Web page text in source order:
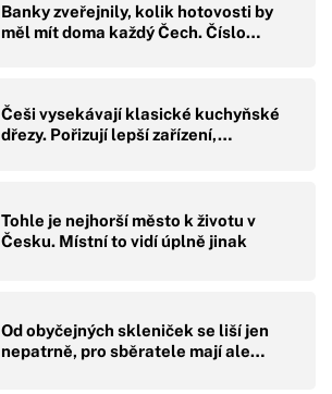
Banky zveřejnily, kolik hotovosti by
měl mít doma každý Čech. Číslo…
Češi vysekávají klasické kuchyňské
dřezy. Pořizují lepší zařízení,…
Tohle je nejhorší město k životu v
Česku. Místní to vidí úplně jinak
Od obyčejných skleniček se liší jen
nepatrně, pro sběratele mají ale…